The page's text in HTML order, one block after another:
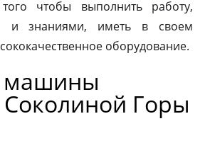
чтобы выполнить работу,
и знаниями, иметь в своем
оборудование.
машины
Горы